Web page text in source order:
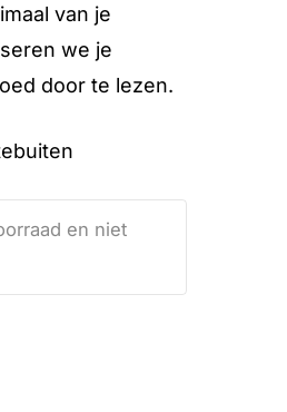
van je
we je
door te lezen.
en niet